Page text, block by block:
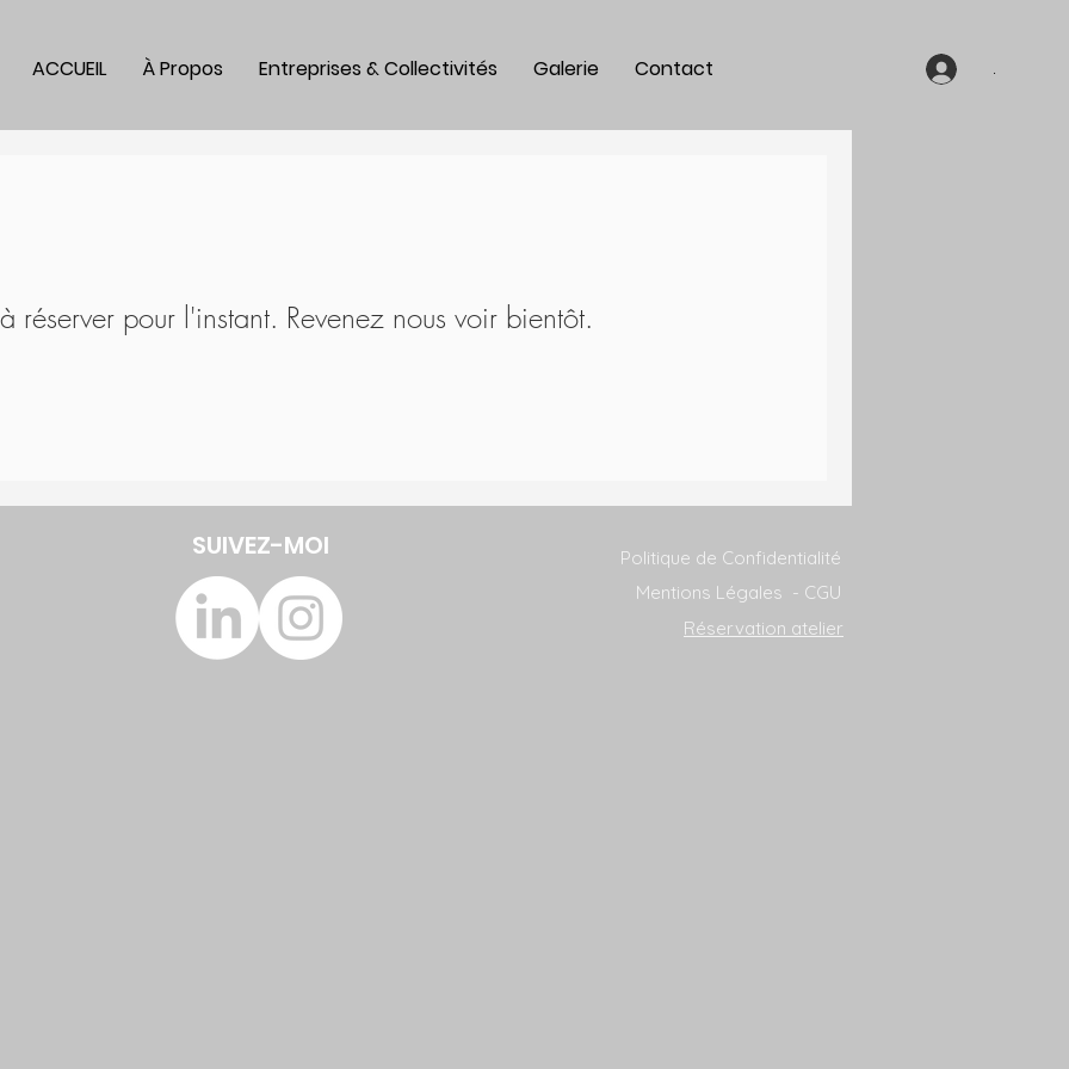
ACCUEIL À Propos Entreprises & Collectivités Galerie Contact .
réserver pour l'instant. Revenez nous voir bientôt.
SUIVEZ-MOI
Politique de Confidentialité
Mentions Légales - CGU
Réservation atelier